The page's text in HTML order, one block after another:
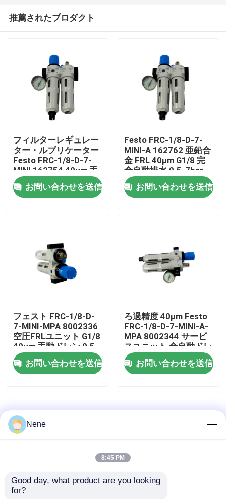
ビデオ
工場ツアー
品質管理
ニュース
引金 を 求め て ください
パネウマティックパイプフィッティング
推薦されたプロダクト
フィルターレギュレー
ター・ルブリケーター
Festo FRC-1/8-D-7-
MINI 162754 40μm 手
動ドレン G1/8 0.5-
7bar 800L/min ゲージ
付き ダイカスト亜鉛
お問い合わせを送信
Festo FRC-1/8-D-7-
MINI-A 162762 亜鉛合
金 FRL 40μm G1/8 完
全自動排水 0.5-7bar
圧力計付き
お問い合わせを送信
フェスト FRC-1/8-D-
7-MINI-MPA 8002336
空圧FRLユニット G1/8
40μm 手動ドレン 0.5-
7bar 亜鉛合金 MPAゲ
ージ付き
お問い合わせを送信
ろ過精度 40μm Festo
FRC-1/8-D-7-MINI-A-
MPA 8002344 サービ
スユニット 全自動ドレ
ン G1/8 0.5-7bar MPA
ゲージ付き 亜鉛合金
お問い合わせを送信
G 1/4 FRL ユニット
Nene
8:45 PM
Good day, what product are you looking
for?